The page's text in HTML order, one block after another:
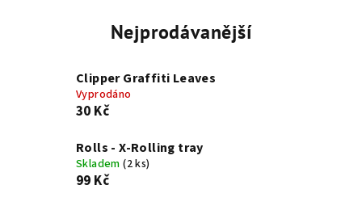
Nejprodávanější
Clipper Graffiti Leaves
Vyprodáno
30 Kč
Rolls - X-Rolling tray
Skladem(2 ks)
99 Kč